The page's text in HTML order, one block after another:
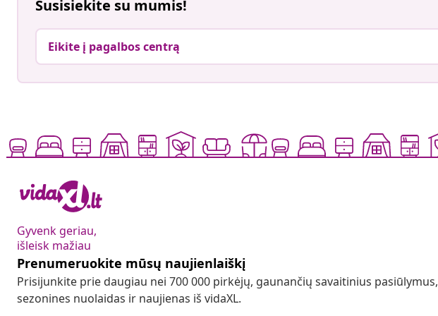
Susisiekite su mumis!
Eikite į pagalbos centrą
Gyvenk geriau,
išleisk mažiau
Prenumeruokite mūsų naujienlaiškį
Prisijunkite prie daugiau nei 700 000 pirkėjų, gaunančių savaitinius pasiūlymus,
sezonines nuolaidas ir naujienas iš vidaXL.